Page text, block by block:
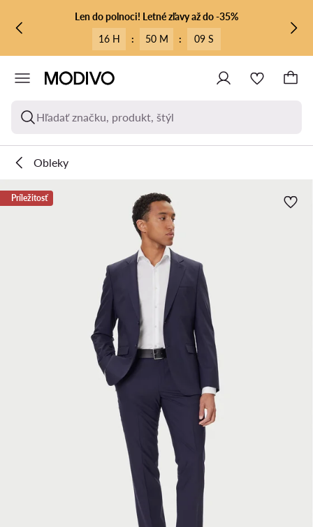
PREJSŤ NA HLAVNÝ OBSAH
PREJSŤ NA VYHĽADÁVANIE
Len do polnoci! Letné zľavy až do -35%
16 H
: 50 M : 09 S
Hľadať značku, produkt, štýl
Obleky
Príležitosť